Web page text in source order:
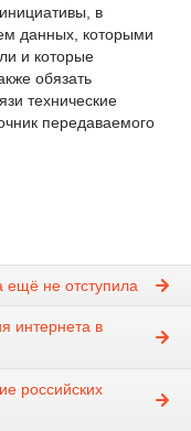
в
данных, которыми
и которые
обязать
технические
передаваемого
ещё не отступила
интернета в
российских